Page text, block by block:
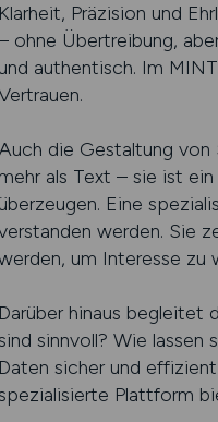
Klarheit, Präzision und
ohne Übertreibung,
und authentisch. Im
die Gestaltung von
mehr als Text – sie ist
überzeugen. Eine
werden. Sie
um Interesse zu
Darüber hinaus begleitet
sinnvoll? Wie
Daten sicher und
Plattform